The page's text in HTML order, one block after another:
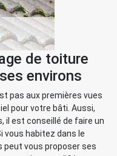
de toiture
environs
pas aux premières vues
pour votre bâti. Aussi,
il est conseillé de faire un
vous habitez dans le
peut vous proposer ses